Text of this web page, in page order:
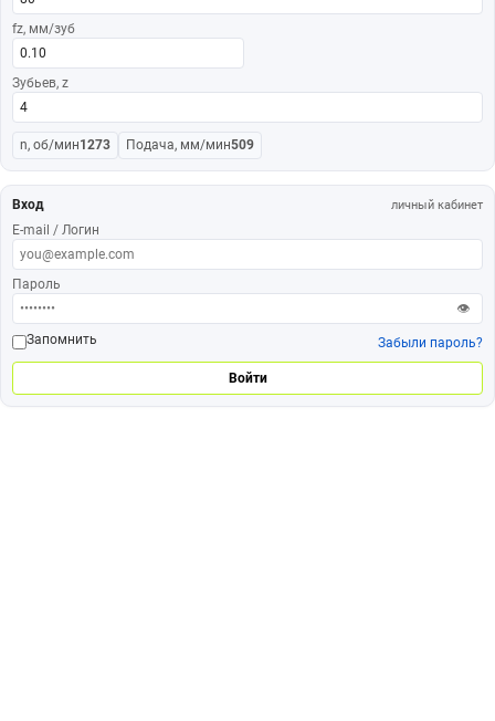
fz, мм/зуб
Зубьев, z
n, об/мин1273 Подача, мм/мин509
Вход личный кабинет
E-mail / Логин
Пароль
👁
Запомнить
Забыли пароль?
Войти